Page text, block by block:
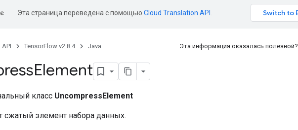
Эта страница переведена с помощью Cloud Translation API
API TensorFlow v2.8.4 Java Эта информация оказалась полезной?
Element
класс UncompressElement
сжатый элемент набора данных.